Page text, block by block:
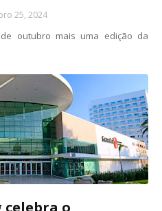
25, 2024
outubro mais uma edição da
celebra o